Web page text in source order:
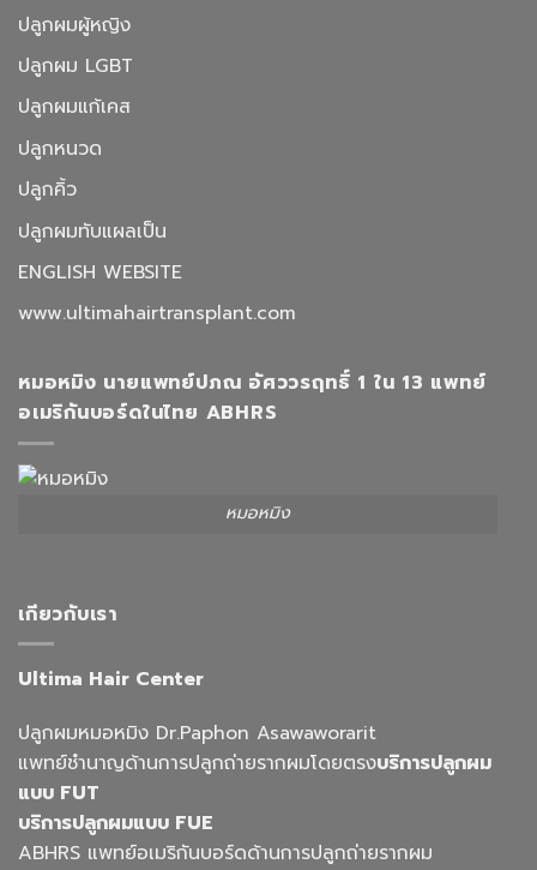
ปลูกผมผู้หญิง
ปลูกผม LGBT
ปลูกผมแก้เคส
ปลูกหนวด
ปลูกคิ้ว
ปลูกผมทับแผลเป็น
ENGLISH WEBSITE
www.ultimahairtransplant.com
หมอหมิง นายแพทย์ปภณ อัศววรฤทธิ์ 1 ใน 13 แพทย์
อเมริกันบอร์ดในไทย ABHRS
หมอหมิง
เกียวกับเรา
Ultima Hair Center
ปลูกผมหมอหมิง Dr.Paphon Asawaworarit
แพทย์ชำนาญด้านการปลูกถ่ายรากผมโดยตรงบริการปลูกผม
แบบ FUT
บริการปลูกผมแบบ FUE
ABHRS แพทย์อเมริกันบอร์ดด้านการปลูกถ่ายรากผม